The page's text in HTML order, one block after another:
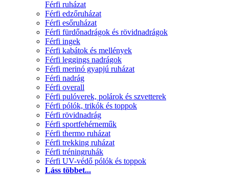
Férfi ruházat
Férfi edzőruházat
Férfi esőruházat
Férfi fürdőnadrágok és rövidnadrágok
Férfi ingek
Férfi kabátok és mellények
Férfi leggings nadrágok
Férfi merinó gyapjú ruházat
Férfi nadrág
Férfi overall
Férfi pulóverek, polárok és szvetterek
Férfi pólók, trikók és toppok
Férfi rövidnadrág
Férfi sportfehérneműk
Férfi thermo ruházat
Férfi trekking ruházat
Férfi tréningruhák
Férfi UV-védő pólók és toppok
Láss többet...